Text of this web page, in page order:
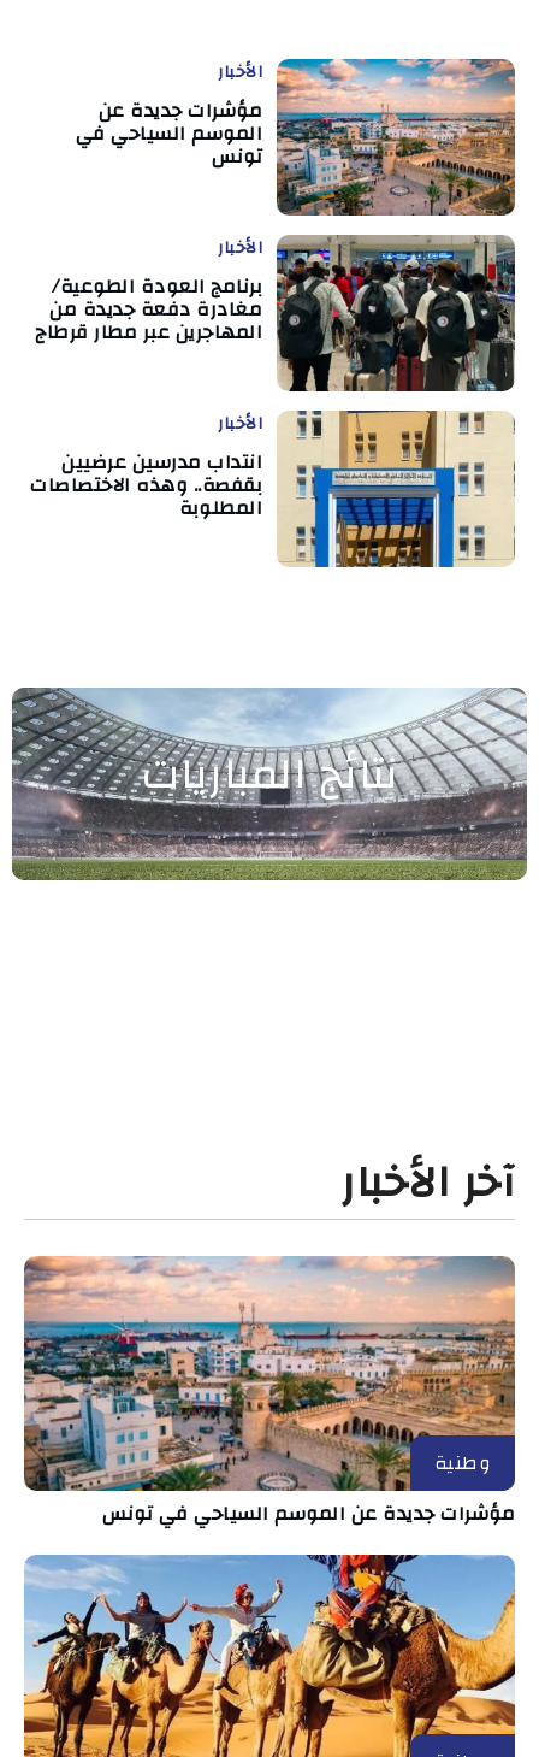
الأخبار
مؤشرات جديدة عن
الموسم السياحي في
تونس
الأخبار
برنامج العودة الطوعية/
مغادرة دفعة جديدة من
المهاجرين عبر مطار قرطاج
الأخبار
انتداب مدرسين عرضيين
بقفصة.. وهذه الاختصاصات
المطلوبة
نتائج المباريات
آخر الأخبار
وطنية
مؤشرات جديدة عن الموسم السياحي في تونس